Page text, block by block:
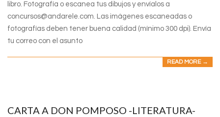
libro. Fotografía o escanea tus dibujos y envíalos a
concursos@andarele.com. Las imágenes escaneadas o
fotografías deben tener buena calidad (mínimo 300 dpi). Envía
tu correo con el asunto
READ MORE →
CARTA A DON POMPOSO -LITERATURA-